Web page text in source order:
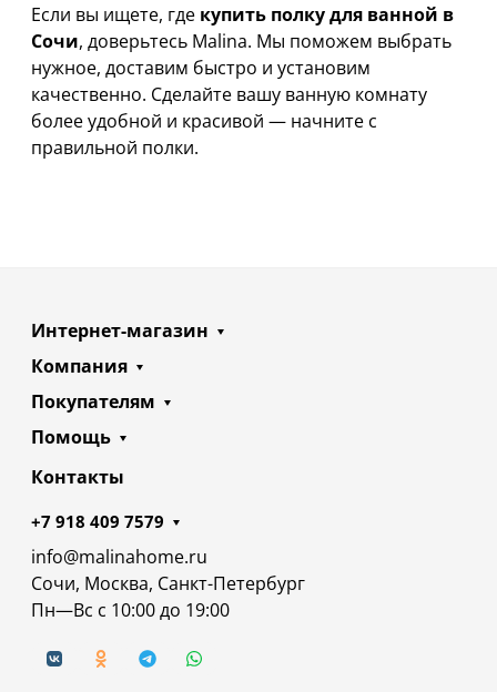
Если вы ищете, где купить полку для ванной в
Сочи, доверьтесь Malina. Мы поможем выбрать
нужное, доставим быстро и установим
качественно. Сделайте вашу ванную комнату
более удобной и красивой — начните с
правильной полки.
Интернет-магазин
Компания
Покупателям
Помощь
Контакты
+7 918 409 7579
info@malinahome.ru
Сочи, Москва, Санкт-Петербург
Пн—Вс с 10:00 до 19:00